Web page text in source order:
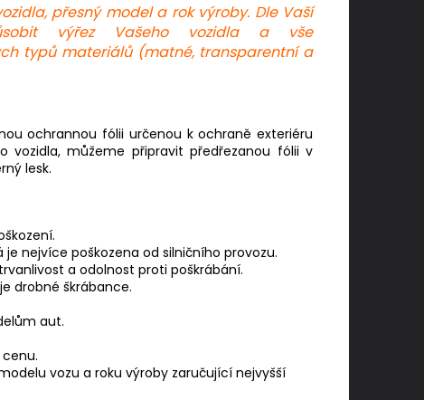
přesný model a rok výroby. Dle Vaší
výřez Vašeho vozidla a vše
typů materiálů (matné, transparentní a
ochrannou fólii určenou k ochraně exteriéru
vozidla, můžeme připravit předřezanou fólii v
lesk.
nejvíce poškozena od silničního provozu.
a odolnost proti poškrábání.
drobné škrábance.
aut.
vozu a roku výroby zaručující nejvyšší